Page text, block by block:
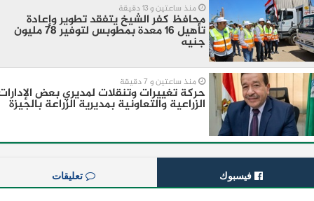
منذ ساعتين و 13 دقيقة
محافظ كفر الشيخ يتفقد تطوير وإعادة
تأهيل 16 معدة بمطوبس لتوفير 78 مليون
جنيه
منذ ساعتين و 7 دقيقة
حركة تغييرات وتنقلات لمديري بعض
الزراعية والتعاونية بمديرية الزراعة بالجيزة
فيسبوك تعليقات